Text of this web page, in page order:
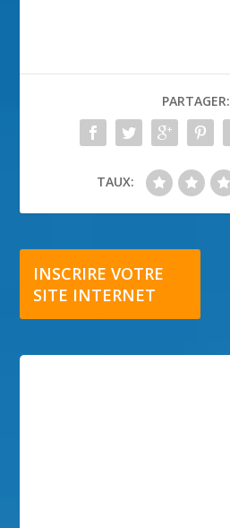
PARTAGER:
TAUX:
INSCRIRE VOTRE
SITE INTERNET